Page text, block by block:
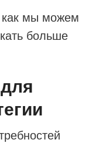
как мы можем
больше